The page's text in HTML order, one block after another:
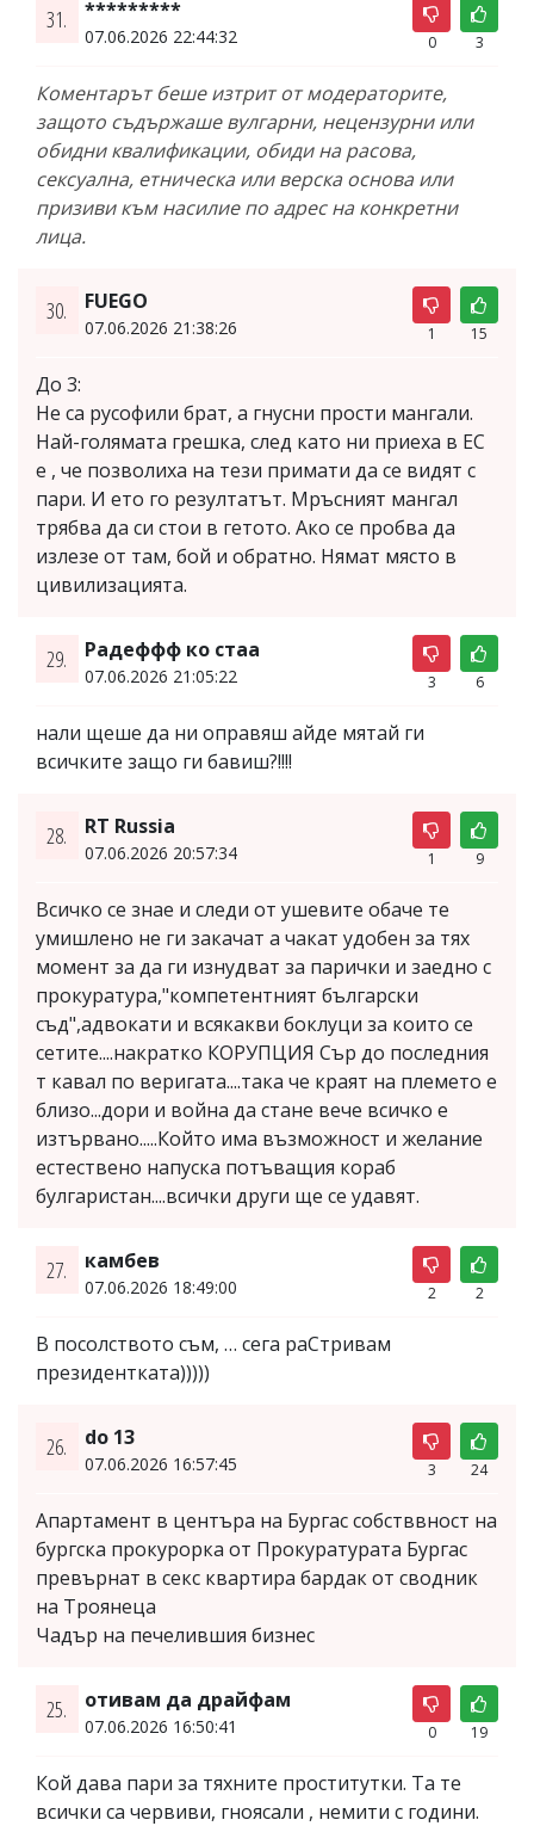
31. *********
07.06.2026 22:44:32 0 3
Коментарът беше изтрит от модераторите,
защото съдържаше вулгарни, нецензурни или
обидни квалификации, обиди на расова,
сексуална, етническа или верска основа или
призиви към насилие по адрес на конкретни
лица.
30. FUEGO
07.06.2026 21:38:26 1 15
До 3:
Не са русофили брат, а гнусни прости мангали.
Най-голямата грешка, след като ни приеха в ЕС
е , че позволиха на тези примати да се видят с
пари. И ето го резултатът. Мръсният мангал
трябва да си стои в гетото. Ако се пробва да
излезе от там, бой и обратно. Нямат място в
цивилизацията.
29. Радеффф ко стаа
07.06.2026 21:05:22 3 6
нали щеше да ни оправяш айде мятай ги
всичките защо ги бавиш?!!!!
28. RT Russia
07.06.2026 20:57:34 1 9
Всичко се знае и следи от ушевите обаче те
умишлено не ги закачат а чакат удобен за тях
момент за да ги изнудват за парички и заедно с
прокуратура,"компетентният български
съд",адвокати и всякакви боклуци за които се
сетите....накратко КОРУПЦИЯ Сър до последния
т кавал по веригата....така че краят на племето е
близо...дори и война да стане вече всичко е
изтървано.....Който има възможност и желание
естествено напуска потъващия кораб
булгаристан....всички други ще се удавят.
27. камбев
07.06.2026 18:49:00 2 2
В посолството съм, … сега раСтривам
президентката)))))
26. do 13
07.06.2026 16:57:45 3 24
Апартамент в центъра на Бургас собстввност на
бургска прокурорка от Прокуратурата Бургас
превърнат в секс квартира бардак от сводник
на Троянеца
Чадър на печелившия бизнес
25. отивам да драйфам
07.06.2026 16:50:41 0 19
Кой дава пари за тяхните проститутки. Та те
всички са червиви, гноясали , немити с години.